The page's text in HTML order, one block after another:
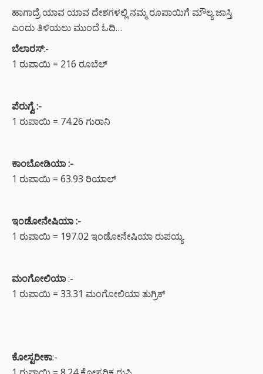
ಹಾಗಾದ್ರೆ ಯಾವ ಯಾವ ದೇಶಗಳಲ್ಲಿ ನಮ್ಮ ರೂಪಾಯಿಗೆ ಮೌಲ್ಯ ಜಾಸ್ತಿ
ಎಂದು ತಿಳಿಯಲು ಮುಂದೆ ಓದಿ…
ಬೆಲಾರಸ್:-
1 ರುಪಾಯಿ = 216 ರೂಬೆಲ್
ಪೆರುಗ್ವೆ :-
1 ರುಪಾಯಿ = 74.26 ಗುರಾನಿ
ಕಾಂಬೋಡಿಯಾ :-
1 ರುಪಾಯಿ = 63.93 ರಿಯಾಲ್
ಇಂಡೋನೇಷಿಯಾ :-
1 ರುಪಾಯಿ = 197.02 ಇಂಡೋನೇಷಿಯಾ ರುಪಯ್ಯ
ಮಂಗೋಲಿಯಾ:-
1 ರುಪಾಯಿ = 33.31 ಮಂಗೋಲಿಯಾ ತುಗ್ರಿಕ್
ಕೋಸ್ಟರೀಕಾ:-